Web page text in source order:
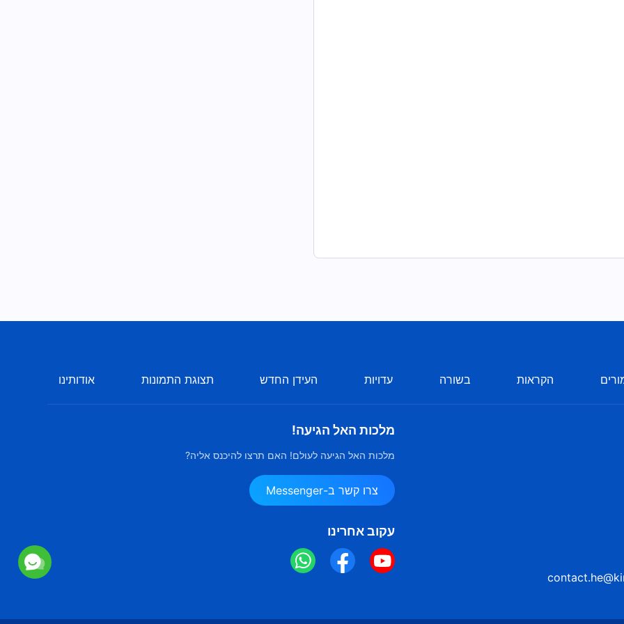
הקראות בשורה עדויות העידן החדש תצוגת התמונות אודותינו
מלכות האל הגיעה!
מלכות האל הגיעה לעולם! האם תרצו להיכנס אליה?
צרו קשר ב-Messenger
עקוב אחרינו